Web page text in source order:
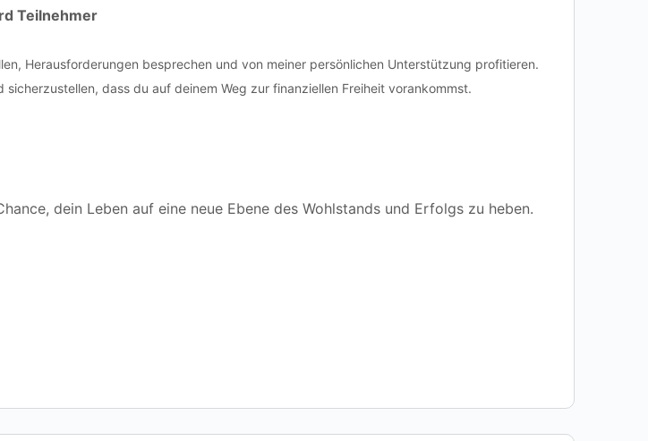
Teilnehmer
Herausforderungen besprechen und von meiner persönlichen Unterstützung profitieren.
dass du auf deinem Weg zur finanziellen Freiheit vorankommst.
dein Leben auf eine neue Ebene des Wohlstands und Erfolgs zu heben.